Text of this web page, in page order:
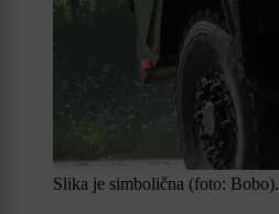
Slika je simbolična (foto: Bobo).